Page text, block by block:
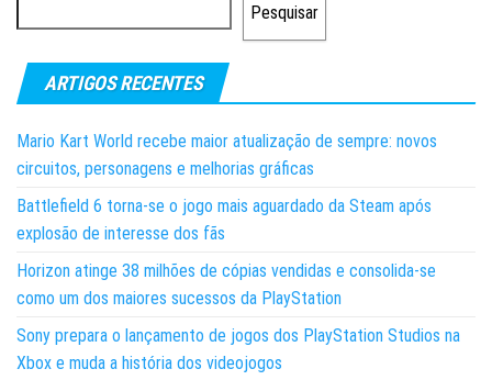
Pesquisar
ARTIGOS RECENTES
Mario Kart World recebe maior atualização de sempre: novos
circuitos, personagens e melhorias gráficas
Battlefield 6 torna-se o jogo mais aguardado da Steam após
explosão de interesse dos fãs
Horizon atinge 38 milhões de cópias vendidas e consolida-se
como um dos maiores sucessos da PlayStation
Sony prepara o lançamento de jogos dos PlayStation Studios na
Xbox e muda a história dos videojogos